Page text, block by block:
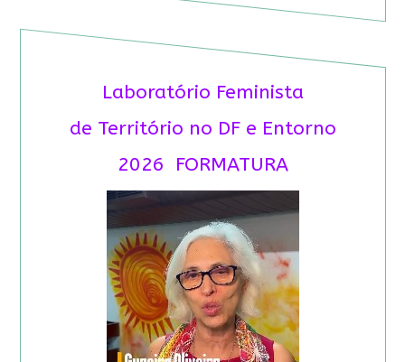
Laboratório Feminista
de Território no DF e Entorno
2026 FORMATURA